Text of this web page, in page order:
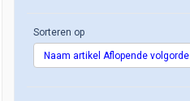
Sorteren op
Naam artikel Aflopende volgorde